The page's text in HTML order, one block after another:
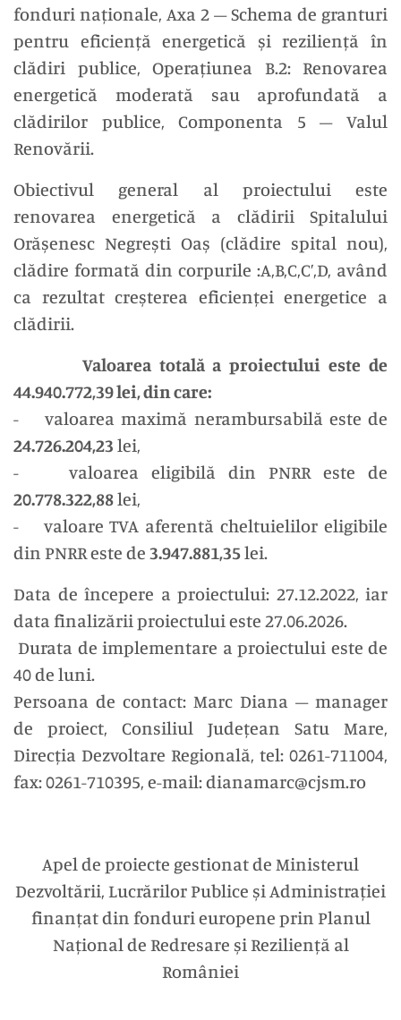
fonduri naționale, Axa 2 – Schema de granturi
pentru eficiență energetică și reziliență în
clădiri publice, Operațiunea B.2: Renovarea
energetică moderată sau aprofundată a
clădirilor publice, Componenta 5 – Valul
Renovării.
Obiectivul general al proiectului este
renovarea energetică a clădirii Spitalului
Orășenesc Negrești Oaș (clădire spital nou),
clădire formată din corpurile :A,B,C,C’,D, având
ca rezultat creșterea eficienței energetice a
clădirii.
Valoarea totală a proiectului este de
44.940.772,39 lei, din care:
- valoarea maximă nerambursabilă este de
24.726.204,23 lei,
- valoarea eligibilă din PNRR este de
20.778.322,88lei,
- valoare TVA aferentă cheltuielilor eligibile
din PNRR este de 3.947.881,35lei.
Data de începere a proiectului: 27.12.2022, iar
data finalizării proiectului este 27.06.2026.
Durata de implementare a proiectului este de
40 de luni.
Persoana de contact: Marc Diana – manager
de proiect, Consiliul Județean Satu Mare,
Direcția Dezvoltare Regională, tel: 0261-711004,
fax: 0261-710395, e-mail: dianamarc@cjsm.ro
Apel de proiecte gestionat de Ministerul
Dezvoltării, Lucrărilor Publice și Administrației
finanțat din fonduri europene prin Planul
Național de Redresare și Reziliență al
României